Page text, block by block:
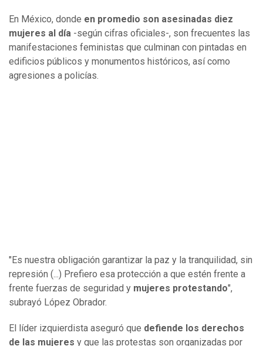
En México, donde en promedio son asesinadas diez
mujeres al día -según cifras oficiales-, son frecuentes las
manifestaciones feministas que culminan con pintadas en
edificios públicos y monumentos históricos, así como
agresiones a policías.
"Es nuestra obligación garantizar la paz y la tranquilidad, sin
represión (...) Prefiero esa protección a que estén frente a
frente fuerzas de seguridad y mujeres protestando",
subrayó López Obrador.
El líder izquierdista aseguró que defiende los derechos
de las mujeres y que las protestas son organizadas por